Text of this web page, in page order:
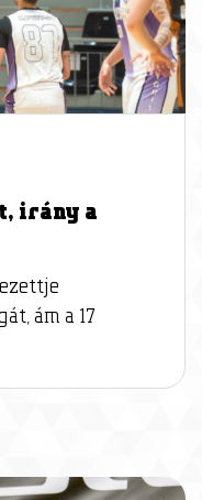
irány a
ám a 17